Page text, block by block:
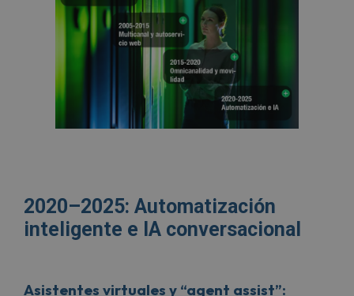
2020–2025: Automatización
inteligente e IA conversacional
Asistentes virtuales y “agent assist”: